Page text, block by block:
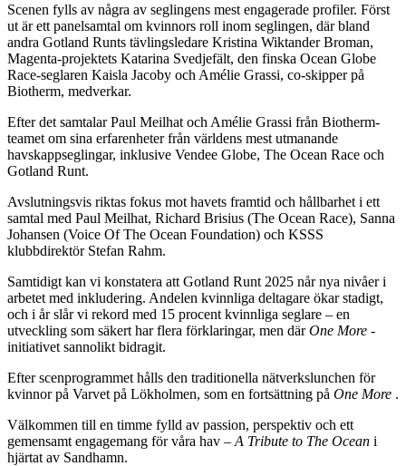
Scenen fylls av några av seglingens mest engagerade profiler. Först
ut är ett panelsamtal om kvinnors roll inom seglingen, där bland
andra Gotland Runts tävlingsledare Kristina Wiktander Broman,
Magenta-projektets Katarina Svedjefält, den finska Ocean Globe
Race-seglaren Kaisla Jacoby och Amélie Grassi, co-skipper på
Biotherm, medverkar.
Efter det samtalar Paul Meilhat och Amélie Grassi från Biotherm-
teamet om sina erfarenheter från världens mest utmanande
havskappseglingar, inklusive Vendee Globe, The Ocean Race och
Gotland Runt.
Avslutningsvis riktas fokus mot havets framtid och hållbarhet i ett
samtal med Paul Meilhat, Richard Brisius (The Ocean Race), Sanna
Johansen (Voice Of The Ocean Foundation) och KSSS
klubbdirektör Stefan Rahm.
Samtidigt kan vi konstatera att Gotland Runt 2025 når nya nivåer i
arbetet med inkludering. Andelen kvinnliga deltagare ökar stadigt,
och i år slår vi rekord med 15 procent kvinnliga seglare – en
utveckling som säkert har flera förklaringar, men därOne More -
initiativet sannolikt bidragit.
Efter scenprogrammet hålls den traditionella nätverkslunchen för
kvinnor på Varvet på Lökholmen, som en fortsättning på One More .
Välkommen till en timme fylld av passion, perspektiv och ett
gemensamt engagemang för våra hav – A Tribute to The Ocean i
hjärtat av Sandhamn.